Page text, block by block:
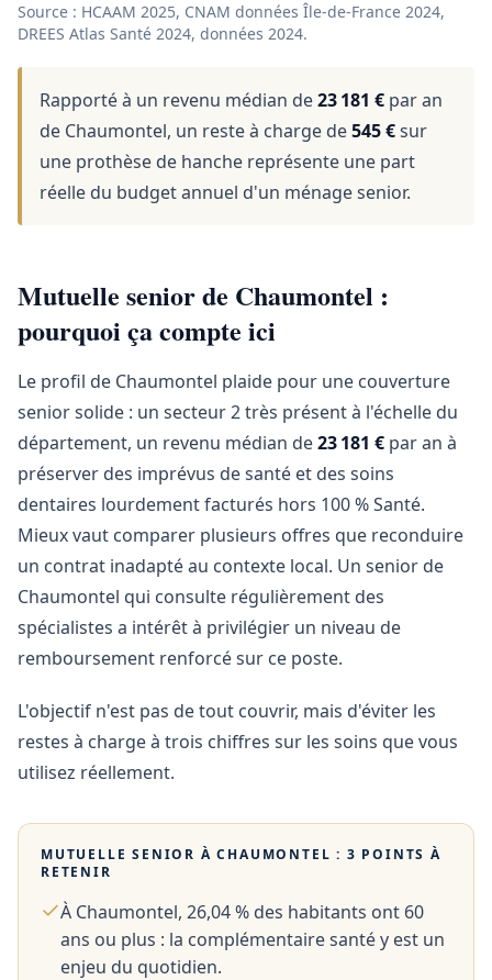
Source : HCAAM 2025, CNAM données Île-de-France 2024,
DREES Atlas Santé 2024, données 2024.
Rapporté à un revenu médian de23 181 € par an
de Chaumontel, un reste à charge de545 €sur
une prothèse de hanche représente une part
réelle du budget annuel d'un ménage senior.
Mutuelle senior de Chaumontel :
pourquoi ça compte ici
Le profil de Chaumontel plaide pour une couverture
senior solide : un secteur 2 très présent à l'échelle du
département, un revenu médian de23 181 € par an à
préserver des imprévus de santé et des soins
dentaires lourdement facturés hors 100 % Santé.
Mieux vaut comparer plusieurs offres que reconduire
un contrat inadapté au contexte local. Un senior de
Chaumontel qui consulte régulièrement des
spécialistes a intérêt à privilégier un niveau de
remboursement renforcé sur ce poste.
L'objectif n'est pas de tout couvrir, mais d'éviter les
restes à charge à trois chiffres sur les soins que vous
utilisez réellement.
MUTUELLE SENIOR ÀCHAUMONTEL : 3 POINTS À
RETENIR
À Chaumontel, 26,04 % des habitants ont 60
ans ou plus : la complémentaire santé y est un
enjeu du quotidien.